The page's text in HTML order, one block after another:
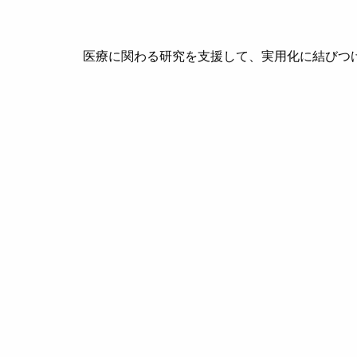
医療に関わる研究を支援して、実用化に結びつ